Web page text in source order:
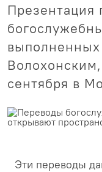
Презентация
сентября в
Эти переводы